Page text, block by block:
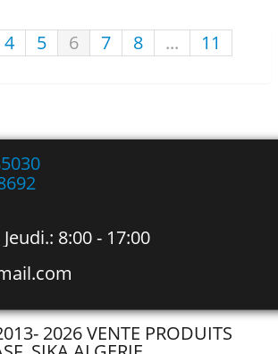
4 5 6 7 8 ...
11
8:00 - 17:00
2026 VENTE PRODUITS